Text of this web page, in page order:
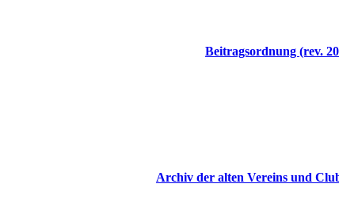
Beitragsordnung (rev.
Archiv der alten Vereins und